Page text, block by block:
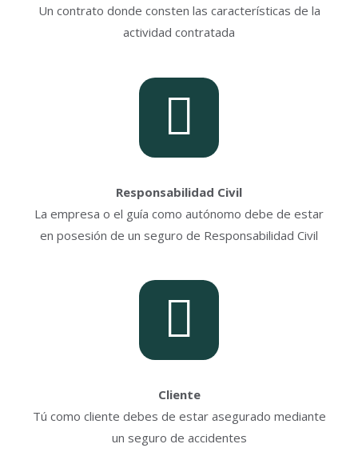
Un contrato donde consten las características de la
actividad contratada
Responsabilidad Civil
La empresa o el guía como autónomo debe de estar
en posesión de un seguro de Responsabilidad Civil
Cliente
Tú como cliente debes de estar asegurado mediante
un seguro de accidentes